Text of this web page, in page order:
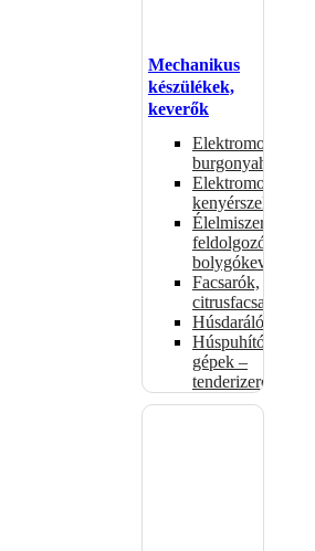
Mechanikus
készülékek,
keverők
Elektromos
burgonyahámozók
Elektromos
kenyérszeletelők
Élelmiszer-
feldolgozók –
bolygókeverők
Facsarók,
citrusfacsarók
Húsdarálók
Húspuhító
gépek –
tenderizerek